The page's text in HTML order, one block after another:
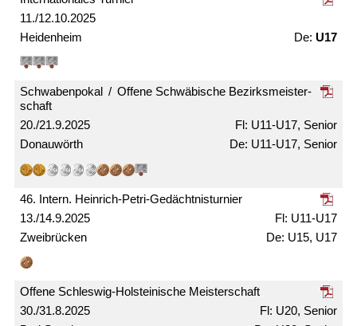
11./12.10.2025
Heidenheim U17
20./21.9.2025
Schwabenpokal / Offene Schwäbische Bezirks­meister­
schaft
Donauwörth
U11-U17, Senior
U11-U17, Senior
13./14.9.2025
46. Intern. Heinrich-Petri-Gedächtnis­turnier
Zweibrücken
U11-U17
U15, U17
30./31.8.2025
Offene Schleswig-Holsteinische Meister­schaft
U20, Senior